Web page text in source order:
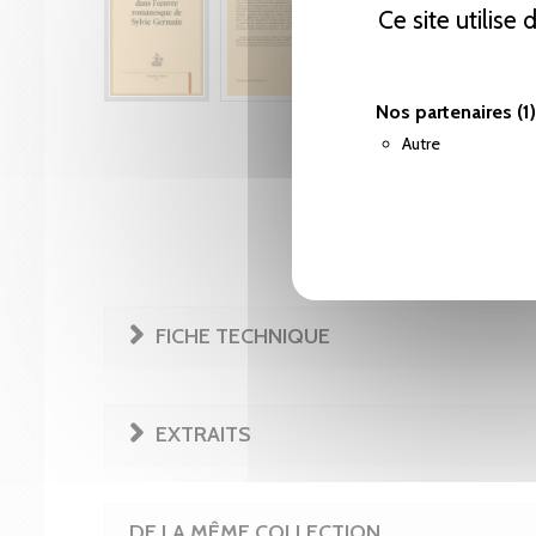
Ce site utilise
Nos partenaires (1)
Autre
FICHE TECHNIQUE
EXTRAITS